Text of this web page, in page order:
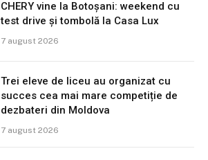
CHERY vine la Botoșani: weekend cu
test drive și tombolă la Casa Lux
7 august 2026
Trei eleve de liceu au organizat cu
succes cea mai mare competiție de
dezbateri din Moldova
7 august 2026